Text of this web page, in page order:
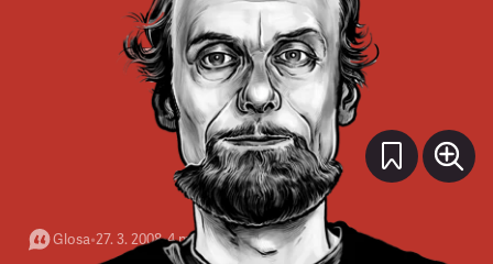
Glosa•27. 3. 2008•4minuty